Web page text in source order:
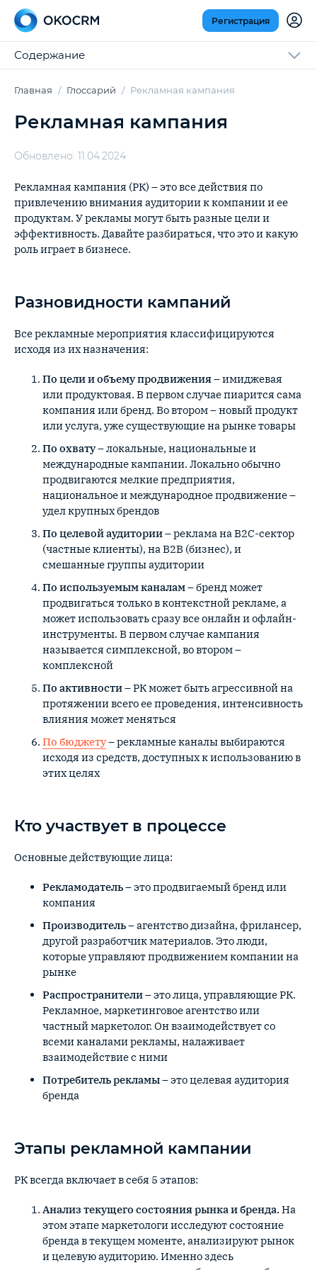
Регистрация
Содержание
Главная Глоссарий Рекламная кампания
Рекламная кампания
Обновлено: 11.04.2024
Рекламная кампания (РК) – это все действия по
привлечению внимания аудитории к компании и ее
продуктам. У рекламы могут быть разные цели и
эффективность. Давайте разбираться, что это и какую
роль играет в бизнесе.
Разновидности кампаний
Все рекламные мероприятия классифицируются
исходя из их назначения:
По цели и объему продвижения– имиджевая
или продуктовая. В первом случае пиарится сама
компания или бренд. Во втором – новый продукт
или услуга, уже существующие на рынке товары
По охвату– локальные, национальные и
международные кампании. Локально обычно
продвигаются мелкие предприятия,
национальное и международное продвижение –
удел крупных брендов
По целевой аудитории– реклама на B2C-сектор
(частные клиенты), на B2B (бизнес), и
смешанные группы аудитории
По используемым каналам– бренд может
продвигаться только в контекстной рекламе, а
может использовать сразу все онлайн и офлайн-
инструменты. В первом случае кампания
называется симплексной, во втором –
комплексной
По активности– РК может быть агрессивной на
протяжении всего ее проведения, интенсивность
влияния может меняться
По бюджету–рекламные каналы выбираются
исходя из средств, доступных к использованию в
этих целях
Кто участвует в процессе
Основные действующие лица:
Рекламодатель– это продвигаемый бренд или
компания
Производитель– агентство дизайна, фрилансер,
другой разработчик материалов. Это люди,
которые управляют продвижением компании на
рынке
Распространители– это лица, управляющие РК.
Рекламное, маркетинговое агентство или
частный маркетолог. Он взаимодействует со
всеми каналами рекламы, налаживает
взаимодействие с ними
Потребитель рекламы– это целевая аудитория
бренда
Этапы рекламной кампании
РК всегда включает в себя 5 этапов:
Анализ текущего состояния рынка и бренда. На
этом этапе маркетологи исследуют состояние
бренда в текущем моменте, анализируют рынок
и целевую аудиторию. Именно здесь